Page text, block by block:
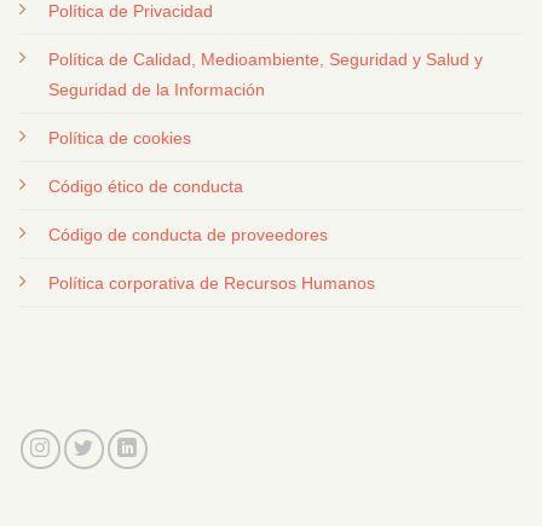
Política de Privacidad
Política de Calidad, Medioambiente, Seguridad y Salud y
Seguridad de la Información
Política de cookies
Código ético de conducta
Código de conducta de proveedores
Política corporativa de Recursos Humanos